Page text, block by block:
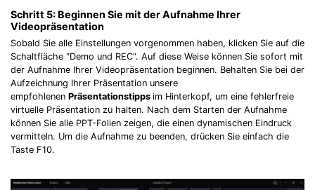
Schritt 5: Beginnen Sie mit der Aufnahme Ihrer
Videopräsentation
Sobald Sie alle Einstellungen vorgenommen haben, klicken Sie auf die
Schaltfläche "Demo und REC". Auf diese Weise können Sie sofort mit
der Aufnahme Ihrer Videopräsentation beginnen. Behalten Sie bei der
Aufzeichnung Ihrer Präsentation unsere
empfohlenen Präsentationstipps im Hinterkopf, um eine fehlerfreie
virtuelle Präsentation zu halten. Nach dem Starten der Aufnahme
können Sie alle PPT-Folien zeigen, die einen dynamischen Eindruck
vermitteln. Um die Aufnahme zu beenden, drücken Sie einfach die
Taste F10.